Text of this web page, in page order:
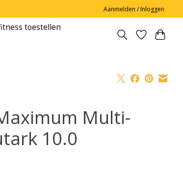
Aanmelden / Inloggen
toestellen
Multi-
10.0